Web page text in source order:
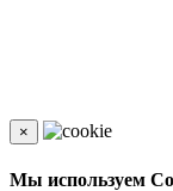
×
Мы используем